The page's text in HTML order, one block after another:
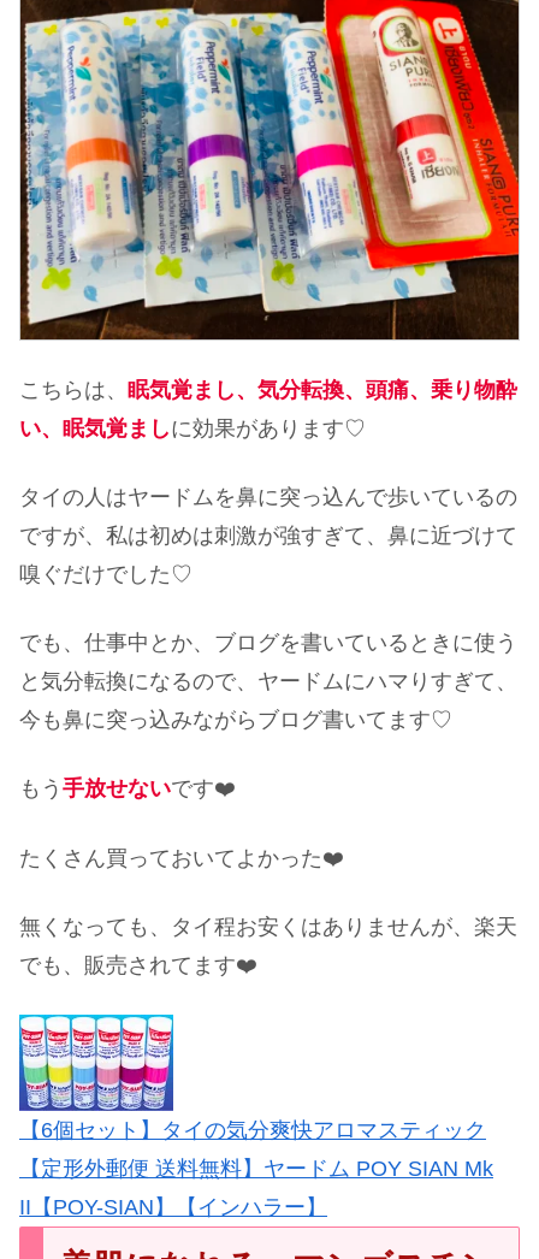
こちらは、 眠気覚まし、気分転換、頭痛、乗り物酔
い、眠気覚ましに効果があります♡
タイの人はヤードムを鼻に突っ込んで歩いているの
ですが、私は初めは刺激が強すぎて、鼻に近づけて
嗅ぐだけでした♡
でも、仕事中とか、ブログを書いているときに使う
と気分転換になるので、ヤードムにハマりすぎて、
今も鼻に突っ込みながらブログ書いてます♡
もう 手放せないです❤️
たくさん買っておいてよかった❤️
無くなっても、タイ程お安くはありませんが、楽天
でも、販売されてます❤️
【6個セット】タイの気分爽快アロマスティック
【定形外郵便 送料無料】ヤードム POY SIAN Mk
II【POY-SIAN】【インハラー】